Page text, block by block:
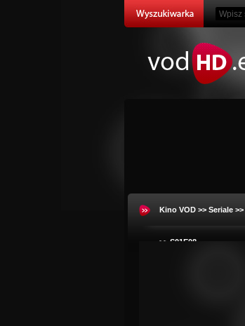
Kino VOD >> Seriale >>
>> S01E08